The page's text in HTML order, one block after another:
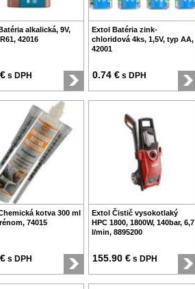
alkalická, 9V,
42016
s DPH
Extol Batéria zink-
chloridová 4ks, 1,5V, typ AA,
42001
0.74 € s DPH
kotva 300 ml
74015
s DPH
Extol Čistič vysokotlaký
HPC 1800, 1800W, 140bar, 6,7
l/min, 8895200
155.90 € s DPH